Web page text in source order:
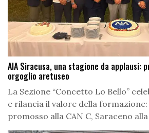
AIA Siracusa, una stagione da applausi:
orgoglio aretuseo
La Sezione “Concetto Lo Bello”
e rilancia il valore della
promosso alla CAN C, Saraceno alla